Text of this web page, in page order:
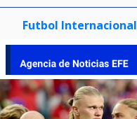
Futbol Internacional